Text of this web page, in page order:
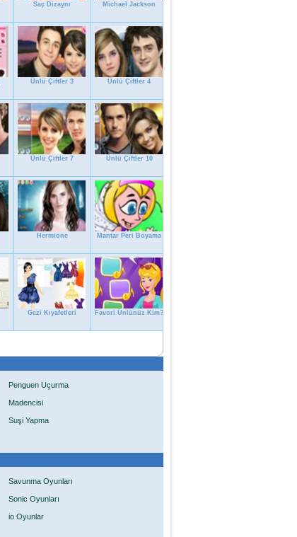
Saç Dizaynı Michael Jackson
Ünlü Çiftler 3 Ünlü Çiftler 4
Ünlü Çiftler 7 Ünlü Çiftler 10
Hermione Mantar Peri Boyama
Gezi Kıyafetleri Favori Ünlünüz Kim?
Penguen Uçurma
Madencisi
Suşi Yapma
Savunma Oyunları
Sonic Oyunları
io Oyunlar